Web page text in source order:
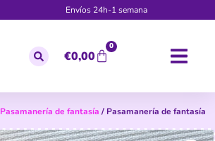
Envíos 24h-1 semana
€0,00
0
Pasamanería de fantasía / Pasamanería de fantasía